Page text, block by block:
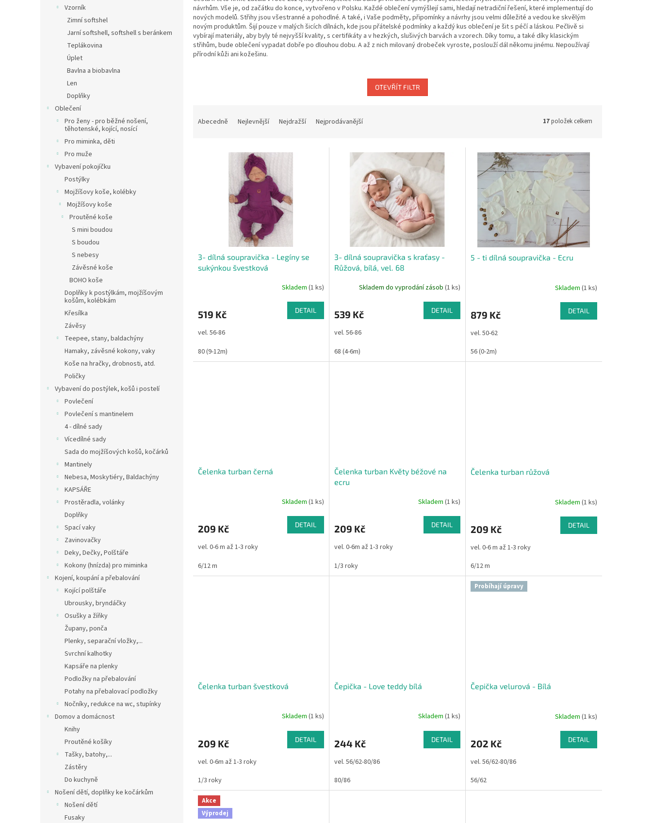
Vzorník
Zimní softshel
Jarní softshell, softshell s beránkem
Teplákovina
Úplet
Bavlna a biobavlna
Len
Doplňky
Oblečení
Pro ženy - pro běžné nošení,
těhotenské, kojící, nosící
Pro miminka, děti
Pro muže
Vybavení pokojíčku
Postýlky
Mojžíšovy koše, kolébky
Mojžíšovy koše
Proutěné koše
S mini boudou
S boudou
S nebesy
Závěsné koše
BOHO koše
Doplňky k postýlkám, mojžíšovým
košům, kolébkám
Křesílka
Závěsy
Teepee, stany, baldachýny
Hamaky, závěsné kokony, vaky
Koše na hračky, drobnosti, atd.
Poličky
Vybavení do postýlek, košů i postelí
Povlečení
Povlečení s mantinelem
4 - dílné sady
Vícedílné sady
Sada do mojžíšových košů, kočárků
Mantinely
Nebesa, Moskytiéry, Baldachýny
KAPSÁŘE
Prostěradla, volánky
Doplňky
Spací vaky
Zavinovačky
Deky, Dečky, Polštáře
Kokony (hnízda) pro miminka
Kojení, koupání a přebalování
Kojící polštáře
Ubrousky, bryndáčky
Osušky a žíňky
Župany, ponča
Plenky, separační vložky,...
Svrchní kalhotky
Kapsáře na plenky
Podložky na přebalování
Potahy na přebalovací podložky
Nočníky, redukce na wc, stupínky
Domov a domácnost
Knihy
Proutěné košíky
Tašky, batohy,...
Zástěry
Do kuchyně
Nošení dětí, doplňky ke kočárkům
Nošení dětí
Fusaky
návrhům. Vše je, od začátku do konce, vytvořeno v Polsku. Každé oblečení vymýšlejí sami, hledají netradiční řešení, které implementují do
nových modelů. Střihy jsou všestranné a pohodlné. A také, i Vaše podměty, připomínky a návrhy jsou velmi důležité a vedou ke skvělým
novým produktům. Šijí pouze v malých šicích dílnách, kde jsou přátelské podmínky a každý kus oblečení je šit s péčí a láskou. Pečlivě si
vybírají materiály, aby byly té nejvyšší kvality, s certifikáty a v hezkých, slušivých barvách a vzorech. Díky tomu, a také díky klasickým
střihům, bude oblečení vypadat dobře po dlouhou dobu. A až z nich milovaný drobeček vyroste, poslouží dál někomu jinému. Nepoužívají
přírodní kůži ani kožešinu.
OTEVŘÍT FILTR
Abecedně Nejlevnější Nejdražší Nejprodávanější 17položek celkem
3- dílná soupravička - Legíny se
sukýnkou švestková
Skladem (1 ks)
519 Kč DETAIL
vel. 56-86
80 (9-12m)
3- dílná soupravička s kraťasy -
Růžová, bílá, vel. 68
Skladem do vyprodání zásob (1 ks)
539 Kč DETAIL
vel. 56-86
68 (4-6m)
5 - ti dílná soupravička - Ecru
Skladem (1 ks)
879 Kč DETAIL
vel. 50-62
56 (0-2m)
Čelenka turban černá
Skladem (1 ks)
209 Kč DETAIL
vel. 0-6 m až 1-3 roky
6/12 m
Čelenka turban Květy béžové na
ecru
Skladem (1 ks)
209 Kč DETAIL
vel. 0-6m až 1-3 roky
1/3 roky
Čelenka turban růžová
Skladem (1 ks)
209 Kč DETAIL
vel. 0-6 m až 1-3 roky
6/12 m
Čelenka turban švestková
Skladem (1 ks)
209 Kč DETAIL
vel. 0-6m až 1-3 roky
1/3 roky
Čepička - Love teddy bílá
Skladem (1 ks)
244 Kč DETAIL
vel. 56/62-80/86
80/86
Probíhají úpravy
Čepička velurová - Bílá
Skladem (1 ks)
202 Kč DETAIL
vel. 56/62-80/86
56/62
Akce
Výprodej